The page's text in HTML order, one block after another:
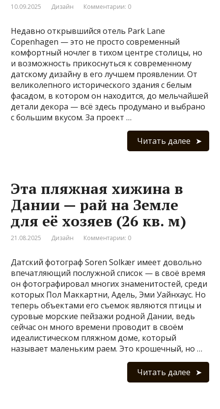
10.09.2025 Дизайн Комментарии: 0
Недавно открывшийся отель Park Lane
Copenhagen — это не просто современный
комфортный ночлег в тихом центре столицы, но
и возможность прикоснуться к современному
датскому дизайну в его лучшем проявлении. От
великолепного исторического здания с белым
фасадом, в котором он находится, до мельчайшей
детали декора — всё здесь продумано и выбрано
с большим вкусом. За проект …
Читать далее
Эта пляжная хижина в
Дании — рай на Земле
для её хозяев (26 кв. м)
21.08.2025 Дизайн Комментарии: 0
Датский фотограф Soren Solkær имеет довольно
впечатляющий послужной список — в своё время
он фотографировал многих знаменитостей, среди
которых Пол Маккартни, Адель, Эми Уайнхаус. Но
теперь объектами его съемок являются птицы и
суровые морские пейзажи родной Дании, ведь
сейчас он много времени проводит в своём
идеалистическом пляжном доме, который
называет маленьким раем. Это крошечный, но …
Читать далее